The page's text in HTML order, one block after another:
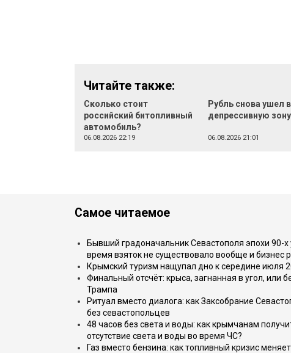
Читайте также:
Сколько стоит
российский битопливный
автомобиль?
06.08.2026 22:19
Рубль снова ушел в
депрессивную зону
06.08.2026 21:01
Самое читаемое
Бывший градоначальник Севастополя эпохи 90-х
время взяток не существовало вообще и бизнес
Крымский туризм нащупал дно к середине июля
Финальный отсчёт: крыса, загнанная в угол, или
Трампа
Ритуал вместо диалога: как Заксобрание
без севастопольцев
48 часов без света и воды: как крымчанам
отсутствие света и воды во время ЧС?
Газ вместо бензина: как топливный кризис